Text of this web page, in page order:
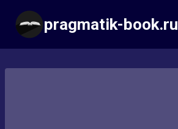
Перейти
содержимому
pragmatik-book.ru